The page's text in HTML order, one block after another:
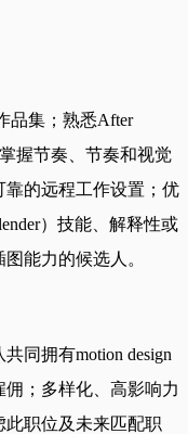
品集；熟悉After
掌握节奏、节奏和视觉
的远程工作设置；优
）技能、解释性或
能力的候选人。
同拥有motion design
；多样化、高影响力
职位及未来匹配职